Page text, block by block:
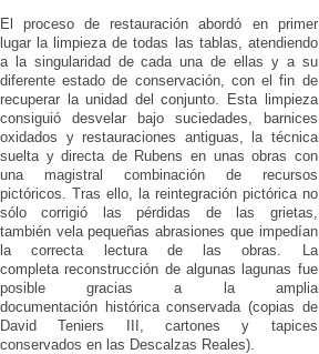
El proceso de restauración abordó en primer
lugar la limpieza de todas las tablas, atendiendo
a la singularidad de cada una de ellas y a su
diferente estado de conservación, con el fin de
recuperar la unidad del conjunto. Esta limpieza
consiguió desvelar bajo suciedades, barnices
oxidados y restauraciones antiguas, la técnica
suelta y directa de Rubens en unas obras con
una magistral combinación de recursos
pictóricos. Tras ello, la reintegración pictórica no
sólo corrigió las pérdidas de las grietas,
también vela pequeñas abrasiones que impedían
la correcta lectura de las obras. La
completa reconstrucción de algunas lagunas fue
posible gracias a la amplia
documentación histórica conservada (copias de
David Teniers III, cartones y tapices
conservados en las Descalzas Reales).